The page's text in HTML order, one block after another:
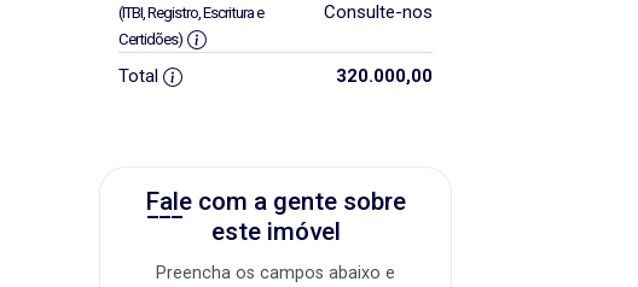
(ITBI, Registro, Escritura e
Certidões)
Consulte-nos
Total 320.000,00
Fale com a gente sobre
este imóvel
Preencha os campos abaixo e